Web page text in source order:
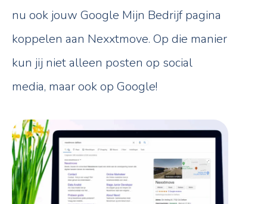
nu ook jouw Google Mijn Bedrijf pagina
koppelen aan Nexxtmove. Op die manier
kun jij niet alleen posten op social
media, maar ook op Google!